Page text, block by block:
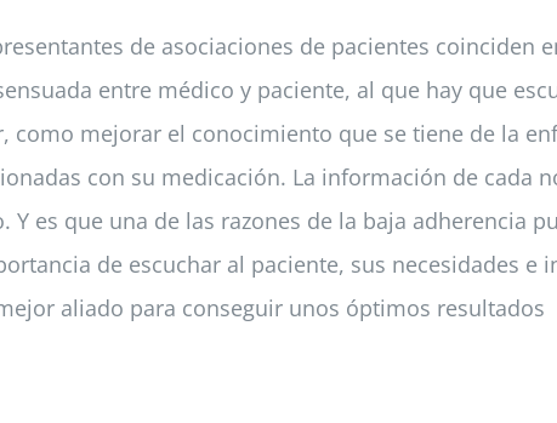
de asociaciones de pacientes coinciden
entre médico y paciente, al que hay que
como mejorar el conocimiento que se tiene de la
con su medicación. La información de cada
es que una de las razones de la baja adherencia
de escuchar al paciente, sus necesidades
aliado para conseguir unos óptimos resultados